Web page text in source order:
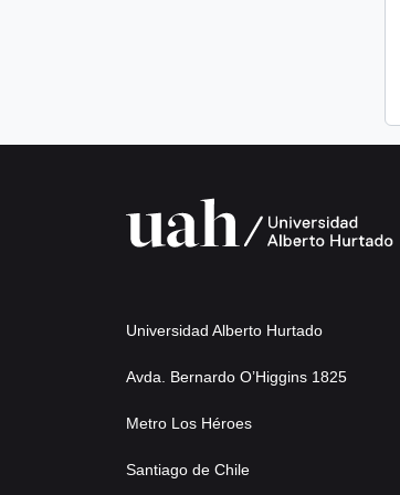
Universidad Alberto Hurtado
Avda. Bernardo O’Higgins 1825
Metro Los Héroes
Santiago de Chile